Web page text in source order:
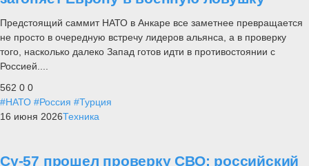
Предстоящий саммит НАТО в Анкаре все заметнее превращается
не просто в очередную встречу лидеров альянса, а в проверку
того, насколько далеко Запад готов идти в противостоянии с
Россией....
562 0 0
#НАТО #Россия #Турция
16 июня 2026Техника
Су-57 прошел проверку СВО: российский